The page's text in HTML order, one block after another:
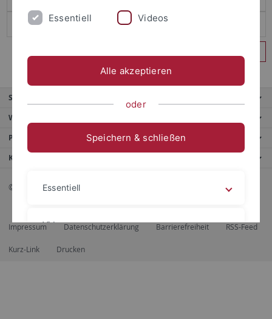
Service
Weitere Angebote
Portale
Kontaktinfo
© 2026 Eberhard Karls Universität Tübingen, Tübingen
Impressum Datenschutzerklärung Barrierefreiheit RSS-Feed
Kurz-Link Drucken
Essentiell Videos
Alle akzeptieren
oder
Speichern & schließen
Essentiell
Videos